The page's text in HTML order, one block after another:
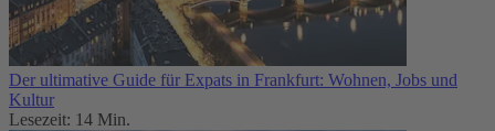
Der ultimative Guide für Expats in Frankfurt: Wohnen, Jobs und
Kultur
Lesezeit: 14 Min.